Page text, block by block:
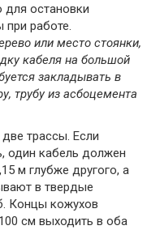
для остановки
при работе.
или место стоянки,
кабеля на большой
закладывать в
трубу из асбоцемента
трассы. Если
один кабель должен
м глубже другого, а
в твердые
Концы кожухов
см выходить в оба